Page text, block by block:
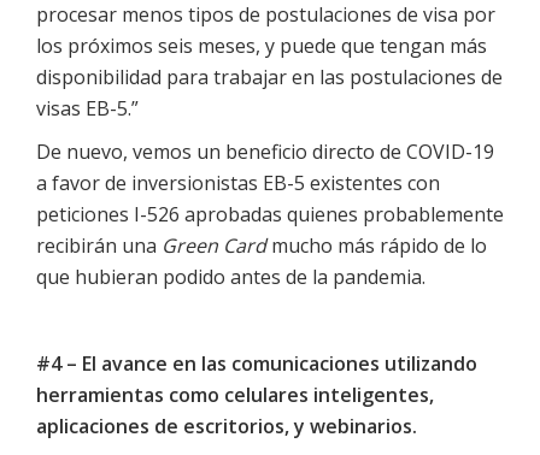
procesar menos tipos de postulaciones de visa por
los próximos seis meses, y puede que tengan más
disponibilidad para trabajar en las postulaciones de
visas EB-5.”
De nuevo, vemos un beneficio directo de COVID-19
a favor de inversionistas EB-5 existentes con
peticiones I-526 aprobadas quienes probablemente
recibirán una Green Cardmucho más rápido de lo
que hubieran podido antes de la pandemia.
#4 – El avance en las comunicaciones utilizando
herramientas como celulares inteligentes,
aplicaciones de escritorios, y webinarios.